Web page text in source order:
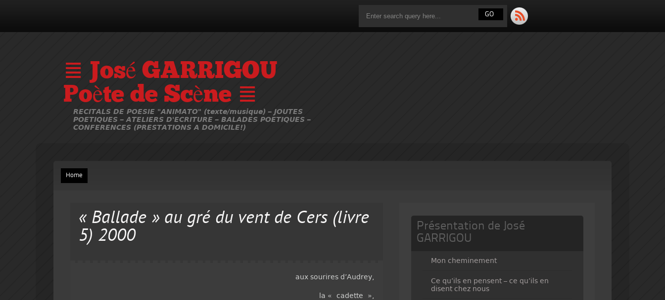
≣ José GARRIGOU
Poète de Scène ≣
RECITALS DE POESIE "ANIMATO" (texte/musique) – JOUTES
POETIQUES – ATELIERS D'ECRITURE – BALADES POETIQUES –
CONFERENCES (PRESTATIONS A DOMICILE!)
Home
« Ballade » au gré du vent de Cers (livre
5) 2000
aux sourires d’Audrey,
la « cadette »,
Présentation de José
GARRIGOU
Mon cheminement
Ce qu’ils en pensent – ce qu’ils en
disent chez nous